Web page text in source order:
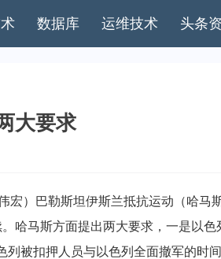
数据库 运维技术 头条
大要求
）巴勒斯坦伊斯兰抵抗运动（哈马
哈马斯方面提出两大要求，一是以
被扣押人员与以色列全面撤军的时间